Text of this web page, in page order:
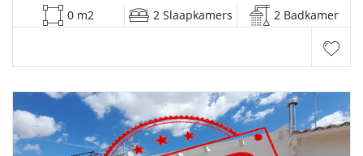
0 m2 2 Slaapkamers 2 Badkamer